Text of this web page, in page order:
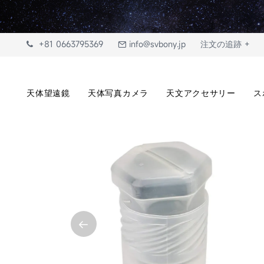
+81 0663795369 info@svbony.jp 注文の追跡 +
天体望遠鏡 天体写真カメラ 天文アクセサリー